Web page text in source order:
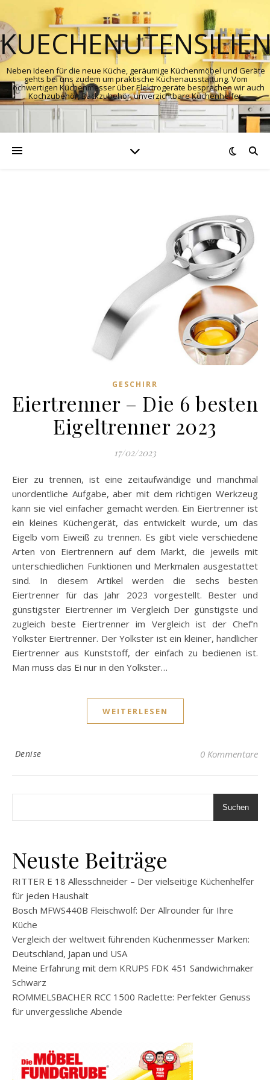
Neben Ideen für die neue Küche, geräumige Küchenmöbel und Geräte
gehts bei uns zudem um praktische Küchenausstattung. Vom
hochwertigen Küchenmesser über Elektrogeräte besprechen wir auch
Kochzubehör, Backzubehör, unverzichtbare Küchenhelfer.
GESCHIRR
Eiertrenner – Die 6 besten
Eigeltrenner 2023
17/02/2023
Eier zu trennen, ist eine zeitaufwändige und manchmal
unordentliche Aufgabe, aber mit dem richtigen Werkzeug
kann sie viel einfacher gemacht werden. Ein Eiertrenner ist
ein kleines Küchengerät, das entwickelt wurde, um das
Eigelb vom Eiweiß zu trennen. Es gibt viele verschiedene
Arten von Eiertrennern auf dem Markt, die jeweils mit
unterschiedlichen Funktionen und Merkmalen ausgestattet
sind. In diesem Artikel werden die sechs besten
Eiertrenner für das Jahr 2023 vorgestellt. Bester und
günstigster Eiertrenner im Vergleich Der günstigste und
zugleich beste Eiertrenner im Vergleich ist der Chef’n
Yolkster Eiertrenner. Der Yolkster ist ein kleiner, handlicher
Eiertrenner aus Kunststoff, der einfach zu bedienen ist.
Man muss das Ei nur in den Yolkster…
WEITERLESEN
Denise 0 Kommentare
Suchen
Neuste Beiträge
RITTER E 18 Allesschneider – Der vielseitige Küchenhelfer
für jeden Haushalt
Bosch MFWS440B Fleischwolf: Der Allrounder für Ihre
Küche
Vergleich der weltweit führenden Küchenmesser Marken:
Deutschland, Japan und USA
Meine Erfahrung mit dem KRUPS FDK 451 Sandwichmaker
Schwarz
ROMMELSBACHER RCC 1500 Raclette: Perfekter Genuss
für unvergessliche Abende